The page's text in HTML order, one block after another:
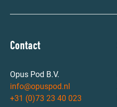
Contact
Opus Pod B.V.
info@opuspod.nl
+31 (0)73 23 40 023